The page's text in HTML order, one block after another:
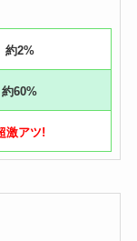
約2%
約60%
激アツ!